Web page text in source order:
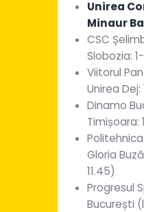
Unirea
Minaur
CSC
Slobozia: 1-
Viitorul
Unirea Dej:
Dinamo
Timișoara:
Gloria
11.45)
Progresul
București